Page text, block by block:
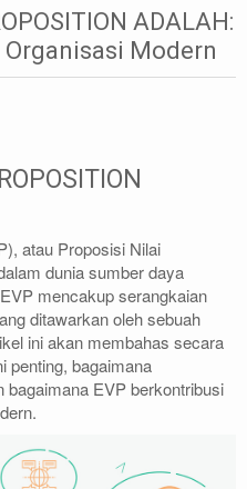
Value
Fondasi Keberhasilan
ADALAH:
Modern
atau Proposisi Nilai
dunia sumber daya
mencakup serangkaian
ditawarkan oleh sebuah
ini akan membahas secara
penting, bagaimana
bagaimana EVP berkontribusi